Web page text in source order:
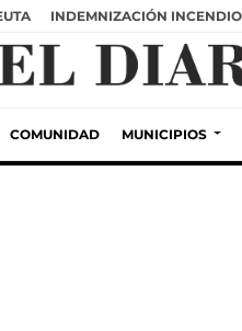
INDEMNIZACIÓN
COMUNIDAD MUNICIPIOS